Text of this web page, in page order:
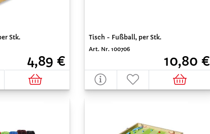
Stk.
4,89 €
Tisch - Fußball, per Stk.
Art. Nr. 100706
10,80 €